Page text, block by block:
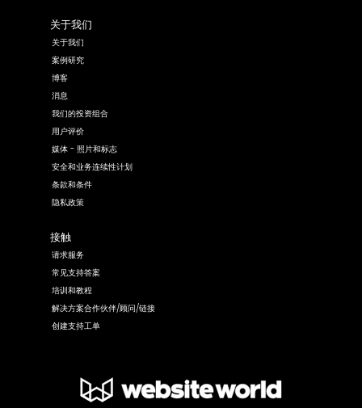
关于我们
关于我们
案例研究
博客
消息
我们的投资组合
用户评价
媒体 - 照片和标志
安全和业务连续性计划
条款和条件
隐私政策
接触
请求服务
常见支持答案
培训和教程
解决方案合作伙伴/顾问/链接
创建支持工单